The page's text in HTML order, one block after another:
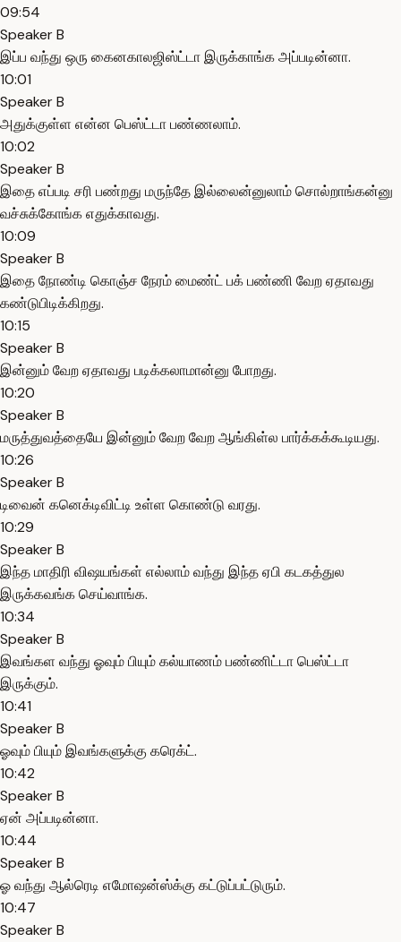
09:54
Speaker B
இப்ப வந்து ஒரு கைனகாலஜிஸ்ட்டா இருக்காங்க அப்படின்னா.
10:01
Speaker B
அதுக்குள்ள என்ன பெஸ்ட்டா பண்ணலாம்.
10:02
Speaker B
இதை எப்படி சரி பண்றது மருந்தே இல்லைன்னுலாம் சொல்றாங்கன்னு
வச்சுக்கோங்க எதுக்காவது.
10:09
Speaker B
இதை நோண்டி கொஞ்ச நேரம் மைண்ட் பக் பண்ணி வேற ஏதாவது
கண்டுபிடிக்கிறது.
10:15
Speaker B
இன்னும் வேற ஏதாவது படிக்கலாமான்னு போறது.
10:20
Speaker B
மருத்துவத்தையே இன்னும் வேற வேற ஆங்கிள்ல பார்க்கக்கூடியது.
10:26
Speaker B
டிவைன் கனெக்டிவிட்டி உள்ள கொண்டு வரது.
10:29
Speaker B
இந்த மாதிரி விஷயங்கள் எல்லாம் வந்து இந்த ஏபி கடகத்துல
இருக்கவங்க செய்வாங்க.
10:34
Speaker B
இவங்கள வந்து ஓவும் பியும் கல்யாணம் பண்ணிட்டா பெஸ்ட்டா
இருக்கும்.
10:41
Speaker B
ஓவும் பியும் இவங்களுக்கு கரெக்ட்.
10:42
Speaker B
ஏன் அப்படின்னா.
10:44
Speaker B
ஓ வந்து ஆல்ரெடி எமோஷன்ஸ்க்கு கட்டுப்பட்டுரும்.
10:47
Speaker B